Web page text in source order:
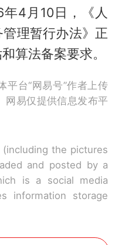
4月10日，《人
理暂行办法》正
算法备案要求。
平台“网易号”作者上传
网易仅提供信息发布平
the pictures
and posted by a
is a social media
information storage